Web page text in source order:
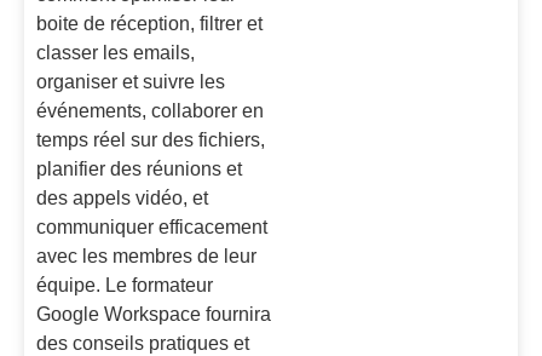
boite de réception, filtrer et
classer les emails,
organiser et suivre les
événements, collaborer en
temps réel sur des fichiers,
planifier des réunions et
des appels vidéo, et
communiquer efficacement
avec les membres de leur
équipe. Le formateur
Google Workspace fournira
des conseils pratiques et